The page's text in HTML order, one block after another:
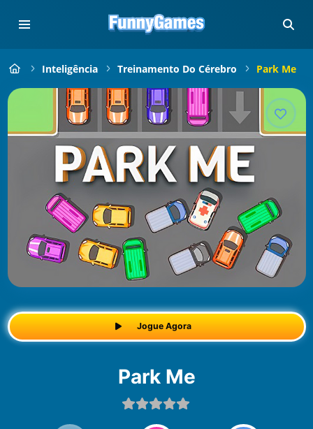
Inteligência Treinamento Do Cérebro Park Me
Jogue Agora
Park Me